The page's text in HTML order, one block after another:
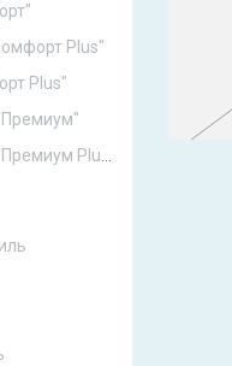
Plus"
Plus"
Plus"